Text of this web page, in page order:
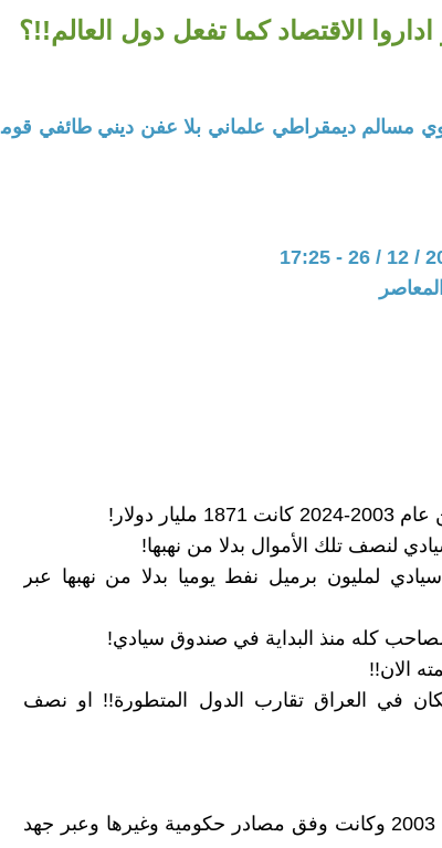
مسالم ديمقراطي علماني بلا عفن ديني طائفي قوم
لمليون برميل نفط يوميا بدلا من نهبها عبر
في العراق تقارب الدول المتطورة!! او نصف
ارقام موازنات العراق من عام 2003 وكانت وفق مصادر حكومية وغيرها وعبر جهد